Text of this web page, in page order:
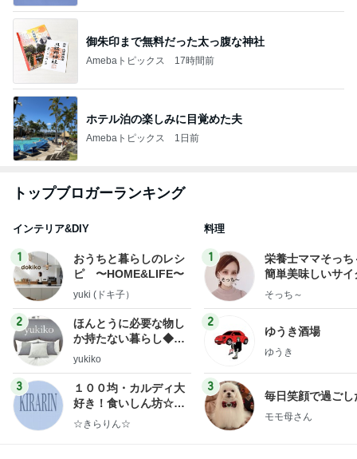
御朱印まで無料だった太っ腹な神社
Amebaトピックス 17時間前
ホテル泊の楽しみに目覚めた夫
Amebaトピックス 1日前
トップブロガーランキング
インテリア&DIY
1
おうちと暮らしのレシ
ピ 〜HOME&LIFE〜
yuki (ドキ子）
2
ほんとうに必要な物し
か持たない暮らし◆Ke
ep Life Simple◆〜イ
yukiko
3
１００均・カルディ大
好き！食いしん坊☆き
らりん☆のブログ
☆きらりん☆
料理
1
栄養士ママそっち
簡単美味しいサイ
献立
そっち～
2
ゆうき酒場
ゆうき
3
毎日笑顔で過ごし
モモ母さん